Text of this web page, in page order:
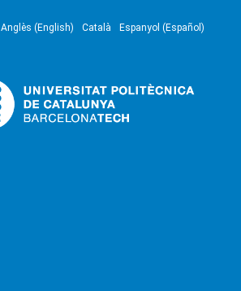
Anglès (English) Català Espanyol (Español)